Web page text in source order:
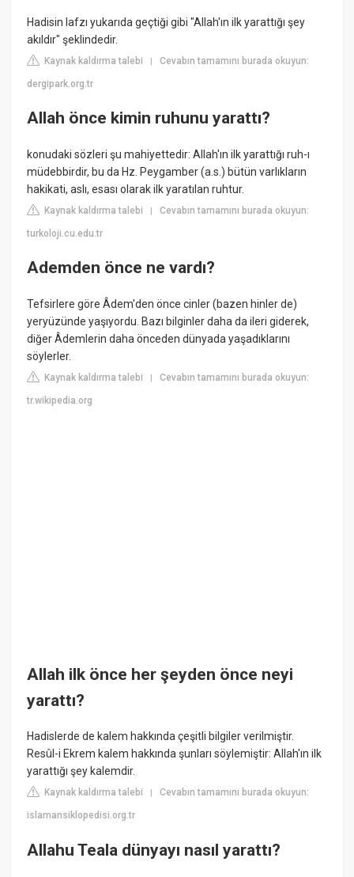
Hadisin lafzı yukarıda geçtiği gibi "Allah'ın ilk yarattığı şey
akıldır" şeklindedir.
Kaynak kaldırma talebi |Cevabın tamamını burada okuyun:
dergipark.org.tr
Allah önce kimin ruhunu yarattı?
konudaki sözleri şu mahiyettedir: Allah'ın ilk yarattığı ruh-ı
müdebbirdir, bu da Hz. Peygamber (a.s.) bütün varlıkların
hakikati, aslı, esası olarak ilk yaratılan ruhtur.
Kaynak kaldırma talebi |Cevabın tamamını burada okuyun:
turkoloji.cu.edu.tr
Ademden önce ne vardı?
Tefsirlere göre Âdem'den önce cinler (bazen hinler de)
yeryüzünde yaşıyordu. Bazı bilginler daha da ileri giderek,
diğer Âdemlerin daha önceden dünyada yaşadıklarını
söylerler.
Kaynak kaldırma talebi |Cevabın tamamını burada okuyun:
tr.wikipedia.org
Allah ilk önce her şeyden önce neyi
yarattı?
Hadislerde de kalem hakkında çeşitli bilgiler verilmiştir.
Resûl-i Ekrem kalem hakkında şunları söylemiştir: Allah'ın ilk
yarattığı şey kalemdir.
Kaynak kaldırma talebi |Cevabın tamamını burada okuyun:
islamansiklopedisi.org.tr
Allahu Teala dünyayı nasıl yarattı?